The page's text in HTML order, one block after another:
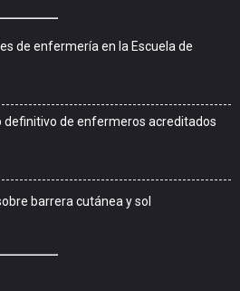
de enfermería en la Escuela de
definitivo de enfermeros acreditados
barrera cutánea y sol